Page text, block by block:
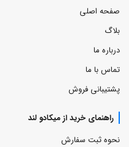
صفحه اصلی
بلاگ
درباره ما
تماس با ما
پشتیبانی فروش
راهنمای خرید از میکادو لند
نحوه ثبت سفارش